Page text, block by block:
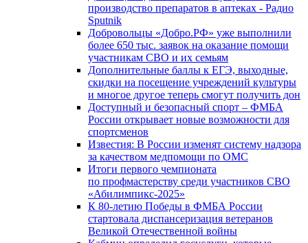
производство препаратов в аптеках - Радио
Sputnik
Добровольцы «Добро.РФ» уже выполнили
более 650 тыс. заявок на оказание помощи
участникам СВО и их семьям
Дополнительные баллы к ЕГЭ, выходные,
скидки на посещение учреждений культуры
и многое другое теперь смогут получить дон
Доступный и безопасный спорт – ФМБА
России открывает новые возможности для
спортсменов
Известия: В России изменят систему надзора
за качеством медпомощи по ОМС
Итоги первого чемпионата
по профмастерству среди участников СВО
«Абилимпикс-2025»
К 80-летию Победы в ФМБА России
стартовала диспансеризация ветеранов
Великой Отечественной войны